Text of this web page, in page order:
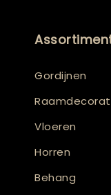
Gordijnen
Vloeren
Horren
Behang